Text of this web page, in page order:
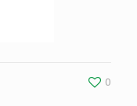
0